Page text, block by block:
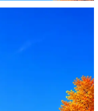
позиции, вилка, каналы